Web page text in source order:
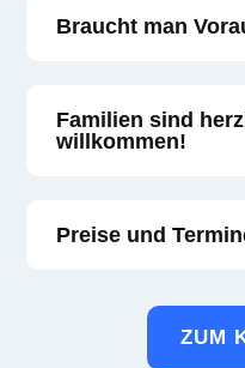
Braucht man
Familien sind
willkommen!
Preise und
ZUM